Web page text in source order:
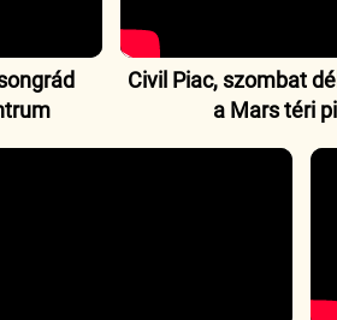
Civil Piac, szombat
a Mars téri